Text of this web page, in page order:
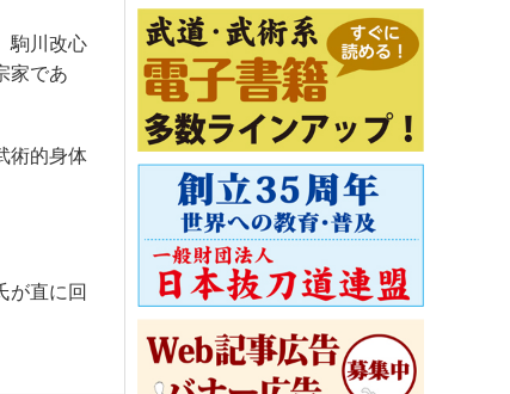
駒川改心
家であ
術的身体
が直に回